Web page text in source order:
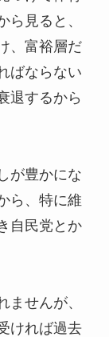
ら見ると、
、富裕層だ
ばならない
退するから
が豊かにな
ら、特に維
自民党とか
ませんが、
ければ過去